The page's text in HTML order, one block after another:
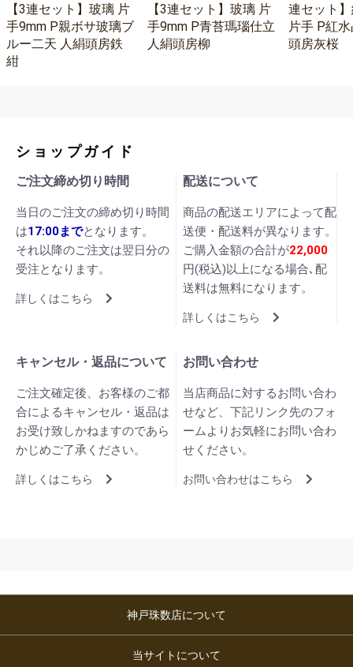
【3連セット】玻璃 片
手9mm P親ボサ玻璃ブ
ルー二天 人絹頭房鉄
紺
【3連セット】玻璃 片
手9mm P青苔瑪瑙仕立
人絹頭房柳
連セット
片手 P紅
頭房灰桜
ショップガイド
ご注文締め切り時間
当日のご注文の締め切り時間
は17:00までとなります。
それ以降のご注文は翌日分の
受注となります。
詳しくはこちら
配送について
商品の配送エリアによって配
送便・配送料が異なります。
ご購入金額の合計が22,000
円(税込)以上になる場合､配
送料は無料になります。
詳しくはこちら
キャンセル・返品について
ご注文確定後、お客様のご都
合によるキャンセル・返品は
お受け致しかねますのであら
かじめご了承ください。
詳しくはこちら
お問い合わせ
当店商品に対するお問い合わ
せなど、下記リンク先のフォ
ームよりお気軽にお問い合わ
せください。
お問い合わせはこちら
神戸珠数店について
当サイトについて